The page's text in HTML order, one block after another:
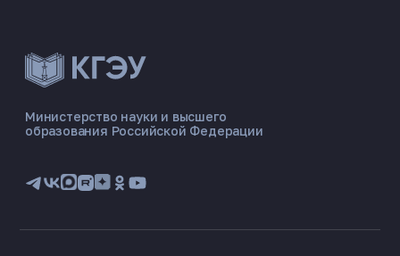
ЭНЕРГОКОД — ПОМОЩНИК КГЭУ
📋 Приёмная комиссия
🏠 Общежитие
Министерство науки и высшего
образования Российской Федерации